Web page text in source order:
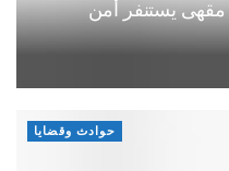
يستنفر أمن
حوادث وقضايا